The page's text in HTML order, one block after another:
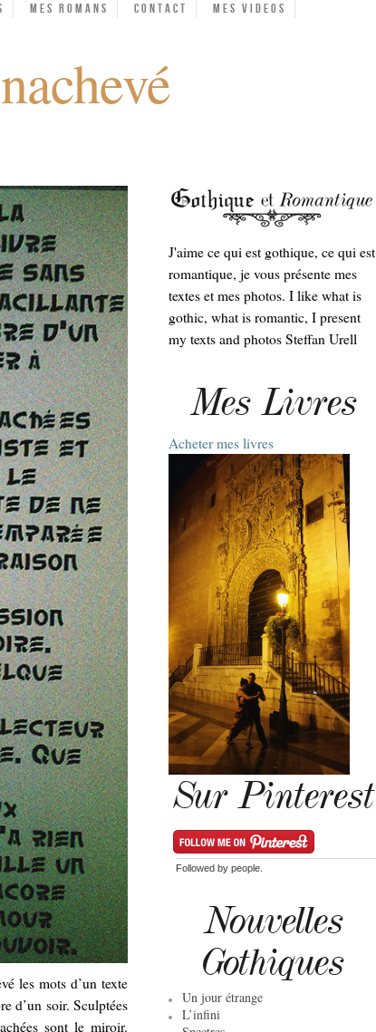
Mes Romans Contact Mes videos
les mots d’un texte
d’un soir. Sculptées
sont le miroir.
J'aime ce qui est gothique, ce qui est
romantique, je vous présente mes
textes et mes photos. I like what is
gothic, what is romantic, I present
my texts and photos Steffan Urell
Mes Livres
Acheter mes livres
Sur Pinterest
Followed by people.
Nouvelles
Gothiques
Un jour étrange
L’infini